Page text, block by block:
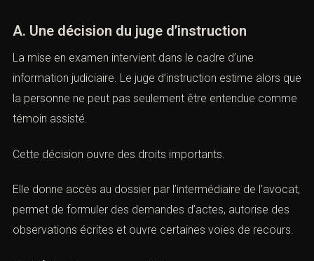
A. Une décision du juge d’instruction
La mise en examen intervient dans le cadre d’une
information judiciaire. Le juge d’instruction estime alors
que la personne ne peut pas seulement être entendue
comme témoin assisté.
Cette décision ouvre des droits importants.
Elle donne accès au dossier par l’intermédiaire de
l’avocat, permet de formuler des demandes d’actes,
autorise des observations écrites et ouvre certaines